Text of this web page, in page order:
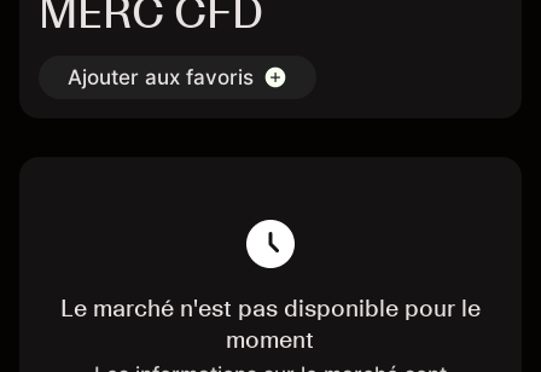
MERC CFD
Ajouter aux favoris
Le marché n'est pas disponible pour le
moment